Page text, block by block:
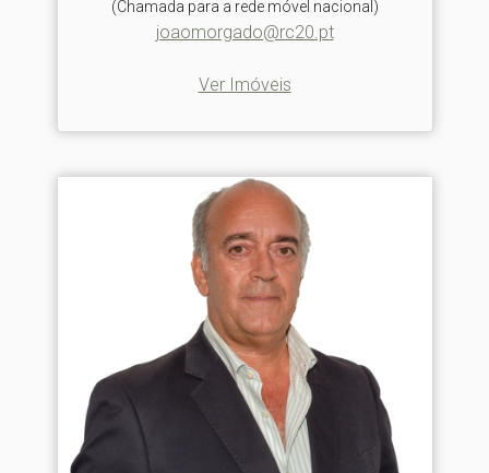
(Chamada para a rede móvel nacional)
joaomorgado@rc20.pt
Ver Imóveis